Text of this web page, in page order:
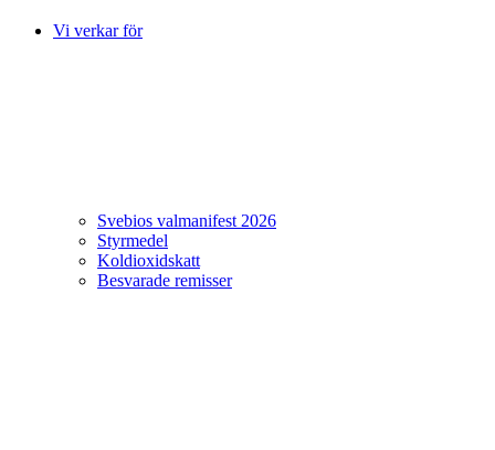
Vi verkar för
Svebios valmanifest 2026
Styrmedel
Koldioxidskatt
Besvarade remisser